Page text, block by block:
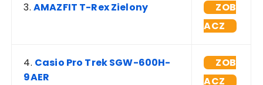
3. AMAZFIT T-Rex Zielony
ZOB
ACZ
4. Casio Pro Trek SGW-600H-
9AER
ZOB
ACZ